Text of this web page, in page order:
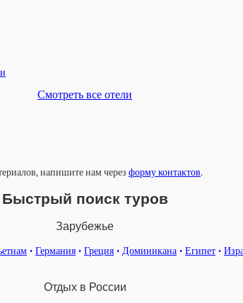
Смотреть все отели
напишите нам через форму контактов.
Быстрый поиск туров
Зарубежье
• Германия • Греция • Доминикана • Египет •
Отдых в России